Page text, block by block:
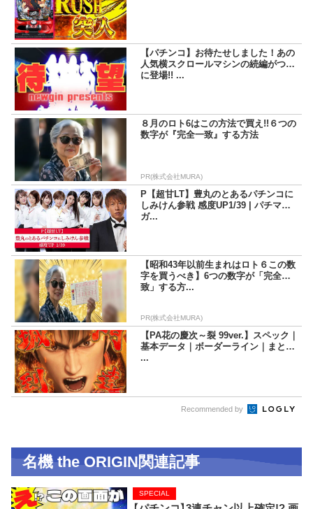
【パチンコ】お待たせしました！あの
人気横スクロールマシンの続編がつい
に登場!! ...
８月のロト6はこの方法で買え!!６つの
数字が『完全一致』する方法
PR(株式会社MURA)
P【超甘LT】豊丸のとあるパチンコに
しみけん参戦 感度UP1/39 | パチマ
ガ...
【昭和43年以前生まれはロト６この数
字を買うべき】6つの数字が「完全一
致」する方...
PR(株式会社MURA)
【PA花の慶次～裂 99ver.】スペック｜
基本データ｜ボーダーライン｜まとめ
...
Recommended by
名機 the ORIGIN関連記事
SPECIAL